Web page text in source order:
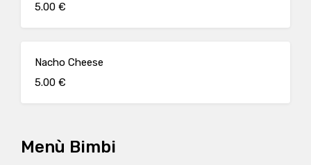
5.00 €
Nacho Cheese
5.00 €
Menù Bimbi